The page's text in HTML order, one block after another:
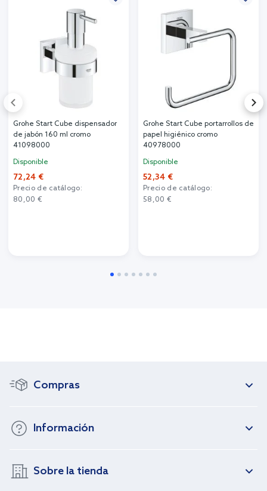
Grohe Start Cube dispensador
de jabón 160 ml cromo
41098000
Disponible
72,24 €
Precio de catálogo:
80,00 €
Grohe Start Cube portarrollos de
papel higiénico cromo
40978000
Disponible
52,34 €
Precio de catálogo:
58,00 €
Compras
Información
Sobre la tienda